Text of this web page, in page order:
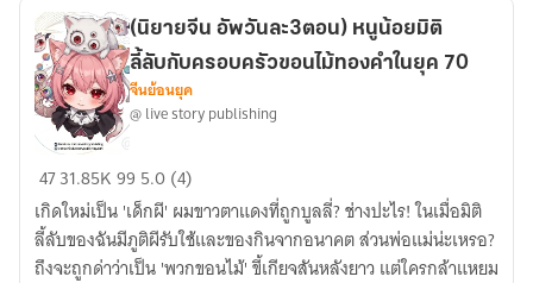
(นิยาย
จีน
อัพ
วัน
(นิยายจีน อัพวันละ3ตอน) หนูน้อยมิติ
ลี้ลับกับครอบครัวขอนไม้ทองคำในยุค 70
จีนย้อนยุค
@ live story publishing
4731.85K99 5.0 (4)
เกิดใหม่เป็น 'เด็กผี' ผมขาวตาแดงที่ถูกบูลลี่? ช่างปะไร! ในเมื่อมิติ
ลี้ลับของฉันมีภูติผีรับใช้และของกินจากอนาคต ส่วนพ่อแม่น่ะเหรอ?
ถึงจะถูกด่าว่าเป็น 'พวกขอนไม้' ขี้เกียจสันหลังยาว แต่ใครกล้าแหยม